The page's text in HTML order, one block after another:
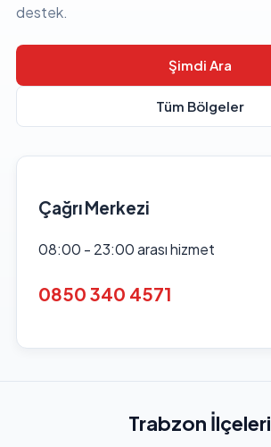
destek.
Şimdi Ara
Tüm Bölgeler
Çağrı Merkezi
08:00 - 23:00 arası hizmet
0850 340 4571
Trabzon İlçeleri